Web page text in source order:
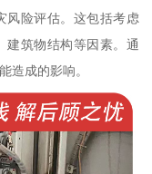
风险评估。这包括考虑
建筑物结构等因素。通
造成的影响。